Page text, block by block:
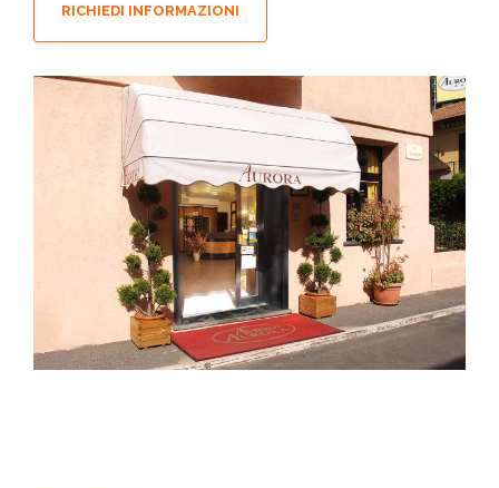
RICHIEDI INFORMAZIONI